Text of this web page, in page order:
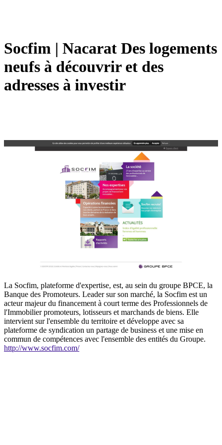
Socfim | Nacarat Des logements
neufs à découvrir et des
adresses à investir
La Socfim, plateforme d'expertise, est, au sein du groupe BPCE, la
Banque des Promoteurs. Leader sur son marché, la Socfim est un
acteur majeur du financement à court terme des Professionnels de
l'Immobilier promoteurs, lotisseurs et marchands de biens. Elle
intervient sur l'ensemble du territoire et développe avec sa
plateforme de syndication un partage de business et une mise en
commun de compétences avec l'ensemble des entités du Groupe.
http://www.socfim.com/